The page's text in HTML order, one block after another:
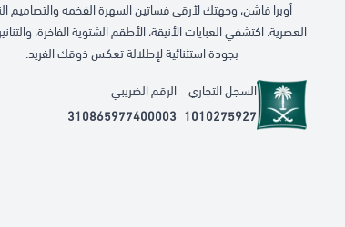
أوبرا فاشن، وجهتك لأرقى فساتين السهرة الفخمه والتصاميم
العصرية. اكتشفي العبايات الأنيقة، الأطقم الشتوية الفاخرة،
بجودة استثنائية لإطلالة تعكس ذوقك الفريد.
السجل التجاري
1010275927
الرقم الضريبي
310865977400003